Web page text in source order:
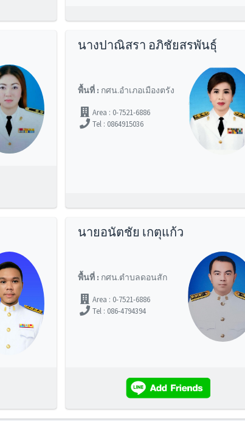
นางปาณิสรา อภิชัยสรพันธุ์
พื้นที่ : กศน.อำเภอเมืองตรัง
Area : 0-7521-6886
Tel : 0864915036
นายอนัตชัย เกตุแก้ว
พื้นที่ : กศน.ตำบลดอนสัก
Area : 0-7521-6886
Tel : 086-4794394